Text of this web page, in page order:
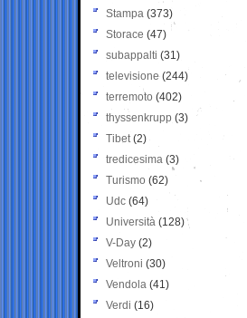
Stampa (373)
Storace (47)
subappalti (31)
televisione(244)
terremoto (402)
thyssenkrupp (3)
Tibet(2)
tredicesima (3)
Turismo (62)
Udc (64)
Università (128)
V-Day (2)
Veltroni (30)
Vendola (41)
Verdi (16)